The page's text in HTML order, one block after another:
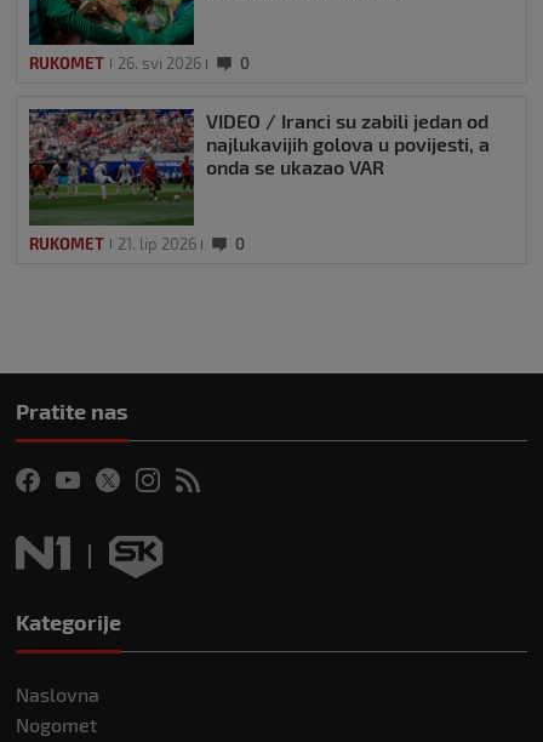
RUKOMET 26. svi 2026 0
VIDEO / Iranci su zabili jedan od
najlukavijih golova u povijesti, a
onda se ukazao VAR
RUKOMET 21. lip 2026 0
Pratite nas
Kategorije
Naslovna
Nogomet